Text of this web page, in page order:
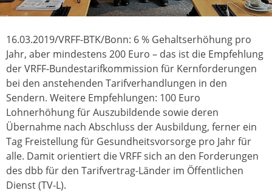
16.03.2019/VRFF-BTK/Bonn: 6 % Gehaltserhöhung pro
Jahr, aber mindestens 200 Euro – das ist die Empfehlung
der VRFF-Bundestarifkommission für Kernforderungen
bei den anstehenden Tarifverhandlungen in den
Sendern. Weitere Empfehlungen: 100 Euro
Lohnerhöhung für Auszubildende sowie deren
Übernahme nach Abschluss der Ausbildung, ferner ein
Tag Freistellung für Gesundheitsvorsorge pro Jahr für
alle. Damit orientiert die VRFF sich an den Forderungen
des dbb für den Tarifvertrag-Länder im Öffentlichen
Dienst (TV-L).